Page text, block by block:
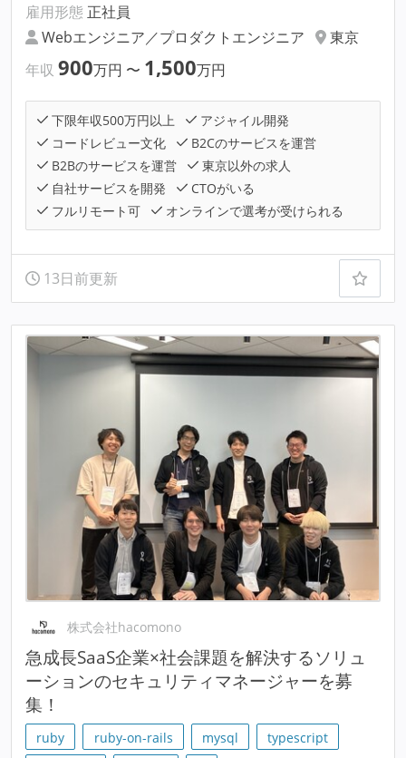
雇用形態 正社員
Webエンジニア／プロダクトエンジニア
東京
年収 900万円 〜 1,500万円
下限年収500万円以上
アジャイル開発
コードレビュー文化
B2Cのサービスを運営
B2Bのサービスを運営
東京以外の求人
自社サービスを開発
CTOがいる
フルリモート可
オンラインで選考が受けられる
13日前更新
株式会社hacomono
急成長SaaS企業×社会課題を解決するソリュ
ーションのセキュリティマネージャーを募
集！
ruby ruby-on-rails mysql
typescript